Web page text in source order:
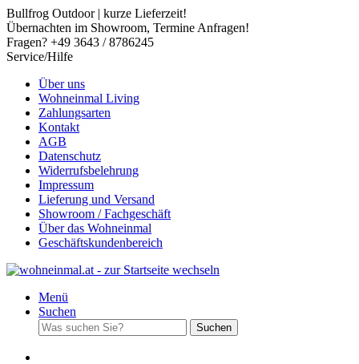
Bullfrog Outdoor | kurze Lieferzeit!
Übernachten im Showroom, Termine Anfragen!
Fragen? +49 3643 / 8786245
Service/Hilfe
Über uns
Wohneinmal Living
Zahlungsarten
Kontakt
AGB
Datenschutz
Widerrufsbelehrung
Impressum
Lieferung und Versand
Showroom / Fachgeschäft
Über das Wohneinmal
Geschäftskundenbereich
Menü
Suchen
Suchen